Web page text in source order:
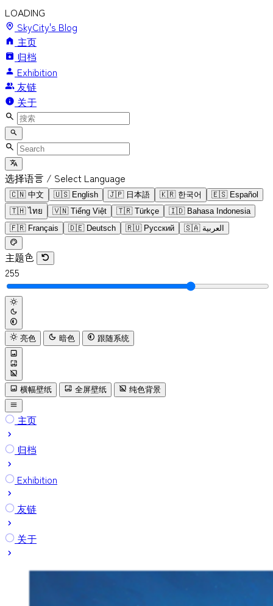
LOADING
SkyCity's Blog
主页
归档
Exhibition
友链
关于
选择语言 / Select Language
🇨🇳 中文 🇺🇸 English 🇯🇵 日本語 🇰🇷 한국어 🇪🇸 Español
🇹🇭 ไทย 🇻🇳 Tiếng Việt 🇹🇷 Türkçe 🇮🇩 Bahasa Indonesia
🇫🇷 Français 🇩🇪 Deutsch 🇷🇺 Русский 🇸🇦 العربية
主题色
255
亮色 暗色 跟随系统
横幅壁纸 全屏壁纸 纯色背景
主页
归档
Exhibition
友链
关于